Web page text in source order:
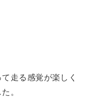
走る感覚が楽しく
。